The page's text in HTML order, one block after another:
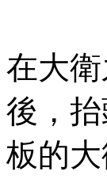
在大
後，
板的